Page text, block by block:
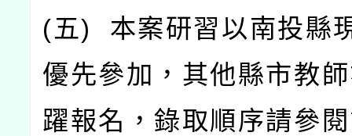
(五) 本案研習以南投縣
優先參加，其他縣市教
躍報名，錄取順序請參